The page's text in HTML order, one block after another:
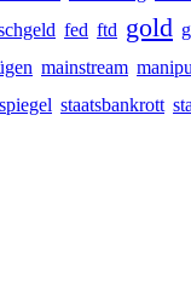
fed ftd gold
mainstream
spiegel staatsbankrott